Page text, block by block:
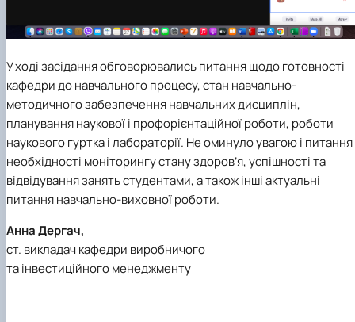
У ході засідання обговорювались питання щодо готовності
кафедри до навчального процесу, стан навчально-
методичного забезпечення навчальних дисциплін,
планування наукової і профорієнтаційної роботи, роботи
наукового гуртка і лабораторії. Не оминуло увагою і питання
необхідності моніторингу стану здоров’я, успішності та
відвідування занять студентами, а також інші актуальні
питання навчально-виховної роботи.
Анна Дергач,
ст. викладач кафедри виробничого
та інвестиційного менеджменту